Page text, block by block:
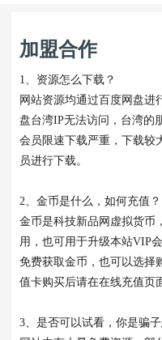
加盟合作
1、资源怎么下载？
网站资源均通过百度网盘进
盘台湾IP无法访问，台湾的
会员限速下载严重，下载较
员进行下载。
2、金币是什么，如何充值？
金币是科技新品网虚拟货币
用，也可用于升级本站VIP
免费获取金币，也可以选择
值卡购买后请在在线充值页
3、是否可以试看，你是骗